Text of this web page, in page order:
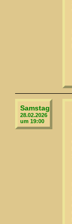
Samstag
28.02.2026
um 19:00